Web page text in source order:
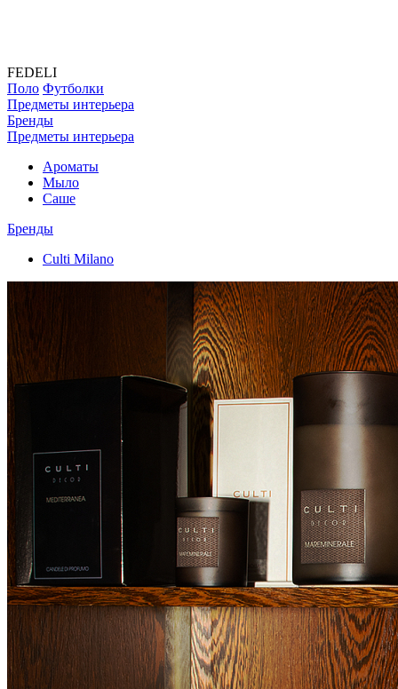
FEDELI
Поло Футболки
Предметы интерьера
Бренды
Предметы интерьера
Ароматы
Мыло
Саше
Бренды
Culti Milano